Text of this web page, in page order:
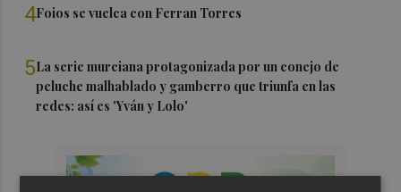
4Foios se vuelca con Ferran Torres
5La serie murciana protagonizada por un conejo de
peluche malhablado y gamberro que triunfa en las
redes: así es 'Yván y Lolo'